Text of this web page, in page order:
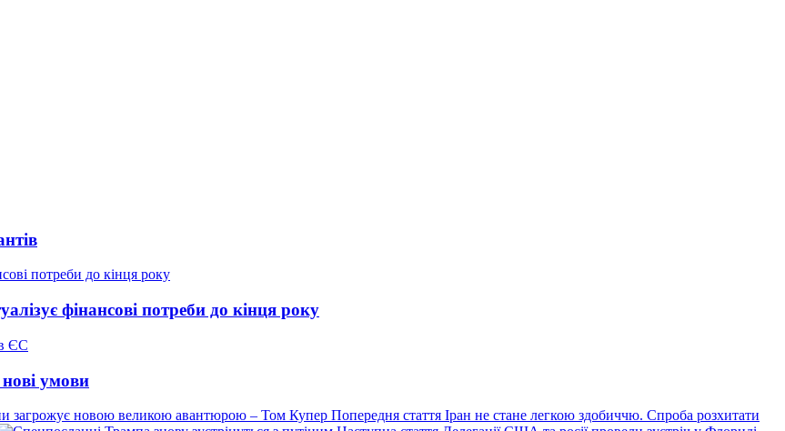
фінансові потреби до кінця року
умови
Попередня стаття Попередній
Іран не стане легкою здобиччю. Спроба розхитати